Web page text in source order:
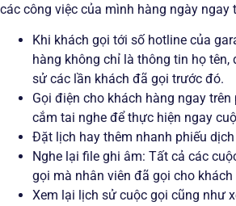
các công việc của mình hàng ngày ngay
Khi khách gọi tới số hotline của
hàng không chỉ là thông tin họ
sử các lần khách đã gọi trước đó.
Gọi điện cho khách hàng ngay
cắm tai nghe để thực hiện ngay
Đặt lịch hay thêm nhanh phiếu
Nghe lại file ghi âm: Tất cả các
gọi mà nhân viên đã gọi cho khách
Xem lại lịch sử cuộc gọi cũng như